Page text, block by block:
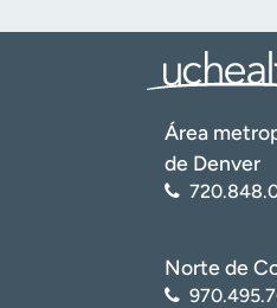
Área
de Denver
Norte de